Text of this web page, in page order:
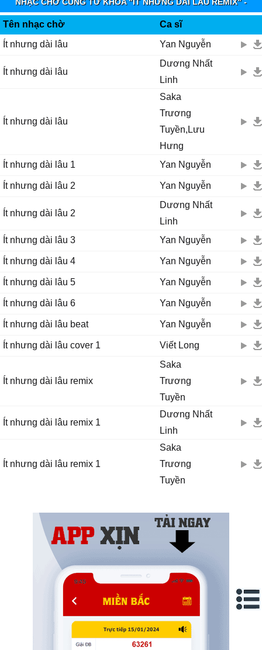
VIETTEL IMUZIK
Tên nhạc chờ
Ca sĩ
Ít nhưng dài lâu
Yan Nguyễn
Ít nhưng dài lâu
Dương Nhất
Linh
Ít nhưng dài lâu
Saka
Trương
Tuyền,Lưu
Hưng
Ít nhưng dài lâu 1
Yan Nguyễn
Ít nhưng dài lâu 2 Yan Nguyễn
Ít nhưng dài lâu 2
Dương Nhất
Linh
Ít nhưng dài lâu 3
Yan Nguyễn
Ít nhưng dài lâu 4 Yan Nguyễn
Ít nhưng dài lâu 5 Yan Nguyễn
Ít nhưng dài lâu 6 Yan Nguyễn
Ít nhưng dài lâu beat Yan Nguyễn
Ít nhưng dài lâu cover 1 Viết Long
Ít nhưng dài lâu remix
Saka
Trương
Tuyền
Ít nhưng dài lâu remix 1
Dương Nhất
Linh
Ít nhưng dài lâu remix 1
Saka
Trương
Tuyền